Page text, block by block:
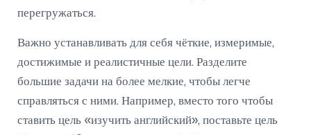
перегружаться.
Важно устанавливать для себя чёткие, измеримые,
достижимые и реалистичные цели. Разделите
большие задачи на более мелкие, чтобы легче
справляться с ними. Например, вместо того чтобы
ставить цель «изучить английский», поставьте цель